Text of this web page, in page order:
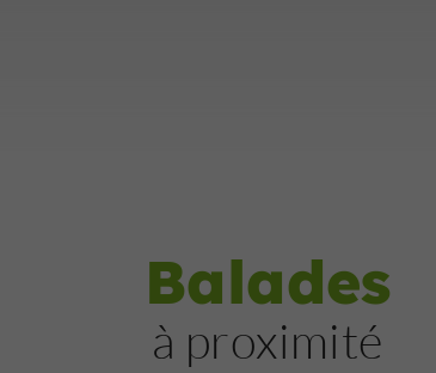
Balades
à proximité